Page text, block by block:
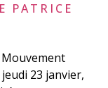
PATRICE
23 janvier,